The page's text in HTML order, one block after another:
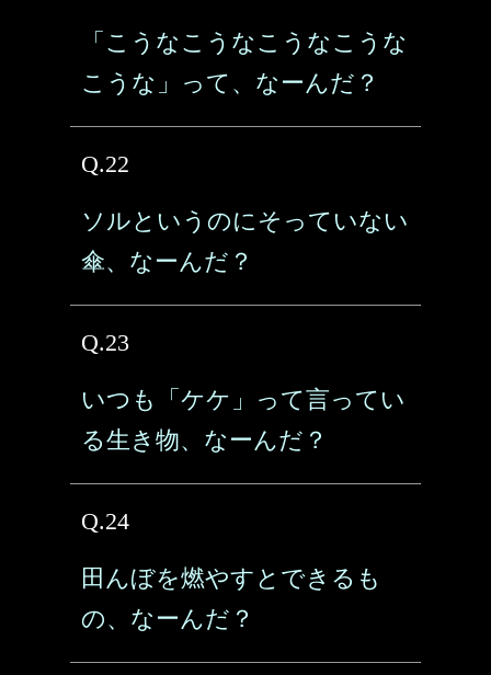
「こうなこうなこうなこうな
こうな」って、なーんだ？
Q.22
ソルというのにそっていない
傘、なーんだ？
Q.23
いつも「ケケ」って言ってい
る生き物、なーんだ？
Q.24
田んぼを燃やすとできるも
の、なーんだ？